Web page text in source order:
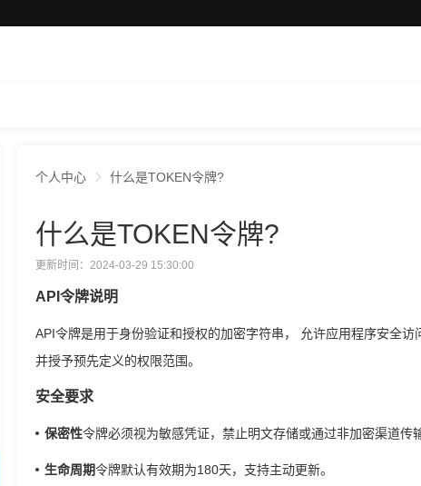
个人中心 什么是TOKEN令牌?
什么是TOKEN令牌?
更新时间：2024-03-29 15:30:00
API令牌说明​
API令牌是用于身份验证和授权的加密字符串， 允许应用程序安全访
并授予预先定义的权限范围。
安全要求 ​
​保密性令牌必须视为敏感凭证，禁止明文存储或通过非加密渠道传
​生命周期令牌默认有效期为180天，支持主动更新。​